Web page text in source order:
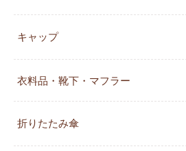
キャップ
衣料品・靴下・マフラー
折りたたみ傘